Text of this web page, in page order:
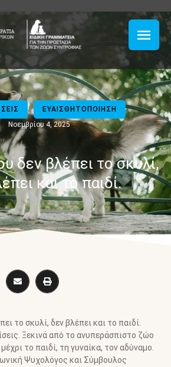
ΕΥΑΙΣΘΗΤΟΠΟΙΗΣΗ
Νοεμβρίου 4, 2025
δεν βλέπει το σκυλί,
και το παιδί.
το σκυλί, δεν βλέπει και το παιδί.
Ξεκινά από το ανυπεράσπιστο ζώο
το παιδί, τη γυναίκα, τον αδύναμο.
Ψυχολόγος και Σύμβουλος